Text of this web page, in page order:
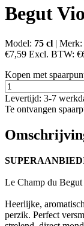
Begut
Model: 75 cl | Merk:
€7,59 Excl. BTW:
Kopen met
Levertijd: 3-7
Te ontvangen
Le Champ du
Heerlijke,
perzik. Perfect